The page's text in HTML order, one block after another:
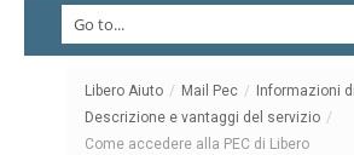
Libero Aiuto / Mail Pec / Informazioni
Descrizione e vantaggi del servizio /
Come accedere alla PEC di Libero